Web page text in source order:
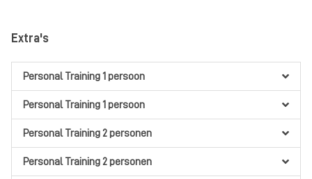
Extra's
Personal Training 1 persoon
Personal Training 1 persoon
Personal Training 2 personen
Personal Training 2 personen